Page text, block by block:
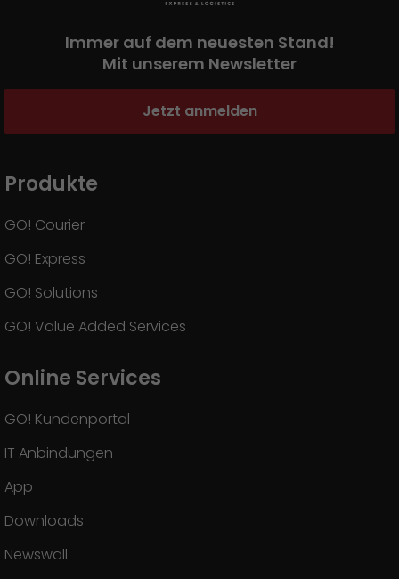
Pressematerial
>
Immer auf dem neuesten Stand!
Mit unserem Newsletter
Jetzt anmelden
Produkte
GO! Courier
GO! Express
GO! Solutions
GO! Value Added Services
Online Services
GO! Kundenportal
IT Anbindungen
App
Downloads
Newswall